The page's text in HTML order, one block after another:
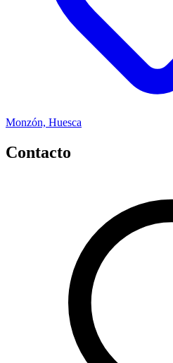
Monzón, Huesca
Contacto